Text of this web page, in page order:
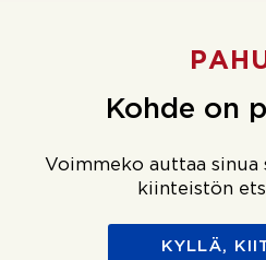
Kohde on
Voimmeko auttaa sinua
kiinteistön
KYLLÄ,